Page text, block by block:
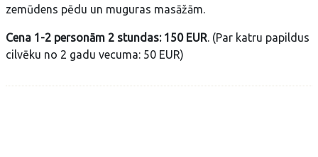
zemūdens pēdu un muguras masāžām.
Cena 1-2 personām 2 stundas: 150 EUR. (Par katru papildus
cilvēku no 2 gadu vecuma: 50 EUR)